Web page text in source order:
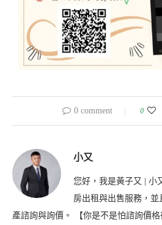
0 comment 0
小又
您好，我是黃子又 | 小
房出租與出售服務，
產諮詢與詢價。 【你是不是怕諮詢價格